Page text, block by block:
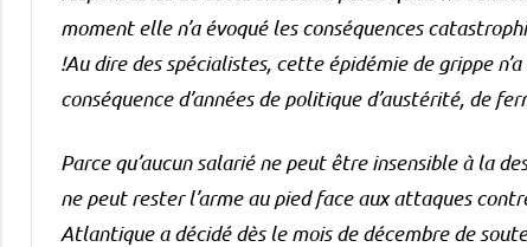
moment elle n’a évoqué les conséquences
!Au dire des spécialistes, cette épidémie de grippe
conséquence d’années de politique d’austérité, de
Parce qu’aucun salarié ne peut être insensible à la
ne peut rester l’arme au pied face aux attaques
Atlantique a décidé dès le mois de décembre de